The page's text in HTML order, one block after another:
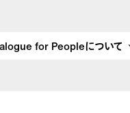
for Peopleについて